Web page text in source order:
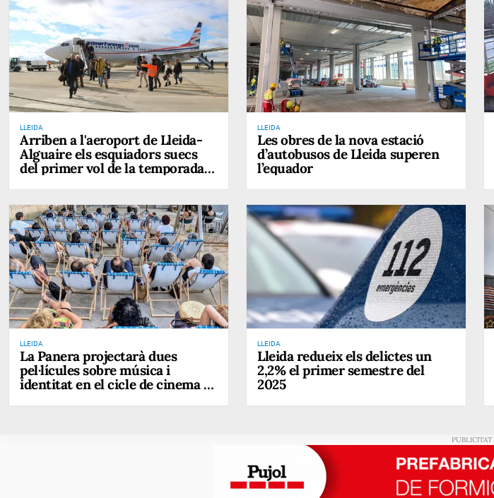
LLEIDA
Arriben a l'aeroport de Lleida-
Alguaire els esquiadors suecs
del primer vol de la temporada
LLEIDA
Les obres de la nova estació
d’autobusos de Lleida superen
l’equador
LLEIDA
La Panera projectarà dues
pel·lícules sobre música i
identitat en el cicle de cinema a
LLEIDA
Lleida redueix els delictes un
2,2% el primer semestre del
2025